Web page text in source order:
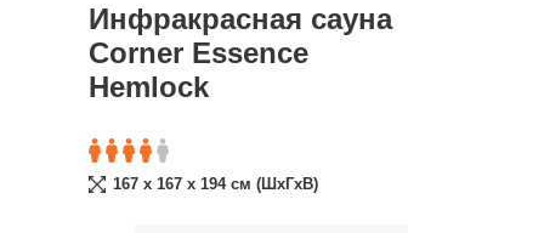
Инфракрасная сауна
Corner Essence
Hemlock
167 x 167 x 194 cм (ШxГxВ)